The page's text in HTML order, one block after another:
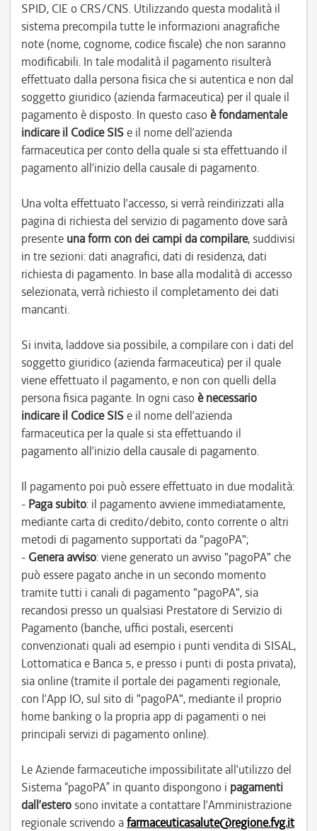
SPID, CIE o CRS/CNS. Utilizzando questa modalità il
sistema precompila tutte le informazioni anagrafiche
note (nome, cognome, codice fiscale) che non saranno
modificabili. In tale modalità il pagamento risulterà
effettuato dalla persona fisica che si autentica e non dal
soggetto giuridico (azienda farmaceutica) per il quale il
pagamento è disposto. In questo caso è fondamentale
indicare il Codice SISe il nome dell’azienda
farmaceutica per conto della quale si sta effettuando il
pagamento all’inizio della causale di pagamento.
Una volta effettuato l’accesso, si verrà reindirizzati alla
pagina di richiesta del servizio di pagamento dove sarà
presente una form con dei campi da compilare, suddivisi
in tre sezioni: dati anagrafici, dati di residenza, dati
richiesta di pagamento. In base alla modalità di accesso
selezionata, verrà richiesto il completamento dei dati
mancanti.
Si invita, laddove sia possibile, a compilare con i dati del
soggetto giuridico (azienda farmaceutica) per il quale
viene effettuato il pagamento, e non con quelli della
persona fisica pagante. In ogni caso è necessario
indicare il Codice SISe il nome dell’azienda
farmaceutica per la quale si sta effettuando il
pagamento all’inizio della causale di pagamento.
Il pagamento poi può essere effettuato in due modalità:
- Paga subito: il pagamento avviene immediatamente,
mediante carta di credito/debito, conto corrente o altri
metodi di pagamento supportati da "pagoPA";
- Genera avviso: viene generato un avviso "pagoPA" che
può essere pagato anche in un secondo momento
tramite tutti i canali di pagamento "pagoPA", sia
recandosi presso un qualsiasi Prestatore di Servizio di
Pagamento (banche, uffici postali, esercenti
convenzionati quali ad esempio i punti vendita di SISAL,
Lottomatica e Banca 5, e presso i punti di posta privata),
sia online (tramite il portale dei pagamenti regionale,
con l’App IO, sul sito di "pagoPA", mediante il proprio
home banking o la propria app di pagamenti o nei
principali servizi di pagamento online).
Le Aziende farmaceutiche impossibilitate all’utilizzo del
Sistema “pagoPA” in quanto dispongono i pagamenti
dall’estero sono invitate a contattare l’Amministrazione
regionale scrivendo afarmaceuticasalute@regione.fvg.it